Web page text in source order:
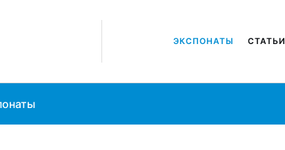
ЭКСПОНАТЫ СТАТЬИ